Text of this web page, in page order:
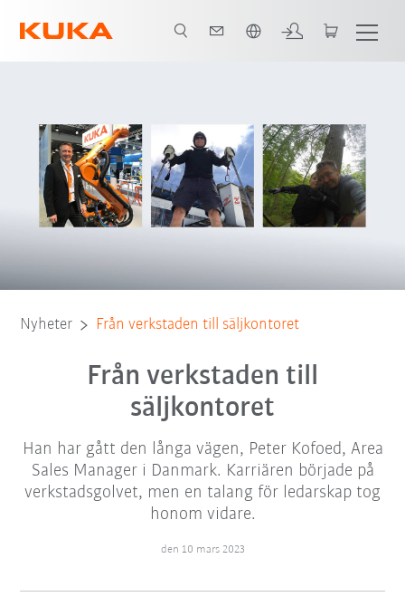
Nyheter Från verkstaden till säljkontoret
Från verkstaden till
säljkontoret
Han har gått den långa vägen, Peter Kofoed, Area
Sales Manager i Danmark. Karriären började på
verkstadsgolvet, men en talang för ledarskap tog
honom vidare.
den 10 mars 2023